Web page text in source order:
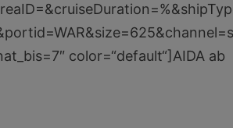
color=“default“]AIDA ab